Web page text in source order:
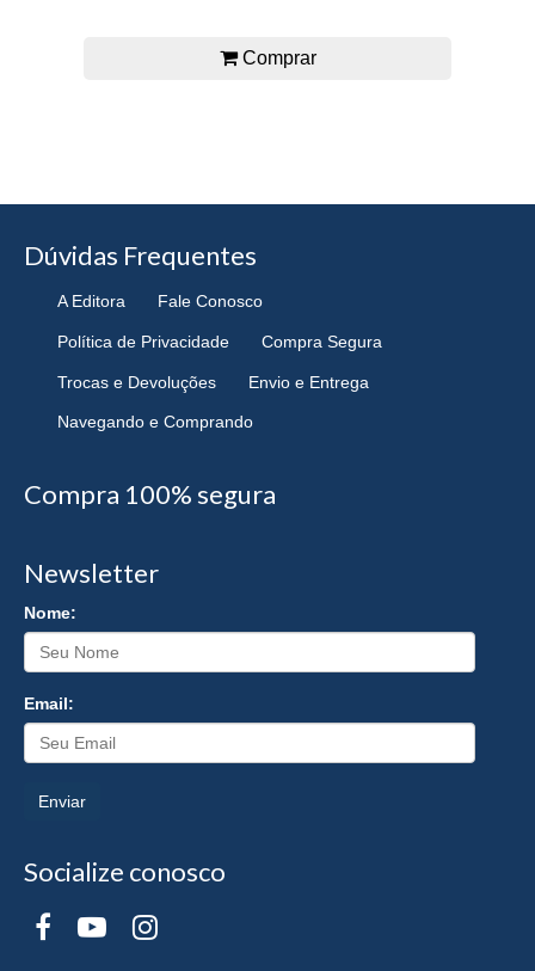
Comprar
Dúvidas Frequentes
A Editora Fale Conosco
Política de Privacidade Compra Segura
Trocas e Devoluções Envio e Entrega
Navegando e Comprando
Compra 100% segura
Newsletter
Nome:
Email:
Enviar
Socialize conosco